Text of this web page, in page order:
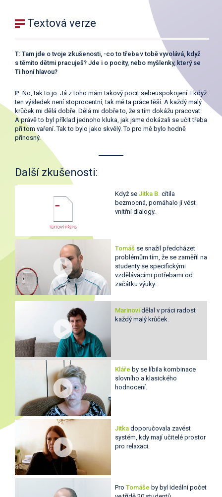
Textová verze
T: Tam jde o tvoje zkušenosti, -co to třeba v tobě vyvolává, když
s těmito dětmi pracuješ? Jde i o pocity, nebo myšlenky, který se
Ti honí hlavou?
P: No, tak to jo. Já z toho mám takový pocit sebeuspokojení. I když
ten výsledek není stoprocentní, tak mě ta práce těší. A každý malý
krůček mi dělá dobře. Dělá mi dobře to, že s tím dokážu pracovat.
A právě to byl příklad jednoho kluka, jak jsme dokázali se učit třeba
při tom vaření. Tak to bylo jako skvělý. To pro mě bylo hodně
přínosný.
Další zkušenosti:
Když se Jitka B. cítila
bezmocná, pomáhalo jí vést
vnitřní dialogy.
Tomáš se snažil předcházet
problémům tím, že se zaměřil na
studenty se specifickými
vzdělávacími potřebami od
začátku výuky.
Marinovi dělal v práci radost
každý malý krůček.
Kláře by se líbila kombinace
slovního a klasického
hodnocení.
Jitka doporučovala zavést
systém, kdy mají učitelé prostor
pro relaxaci.
Pro Tomáše by byl ideální počet